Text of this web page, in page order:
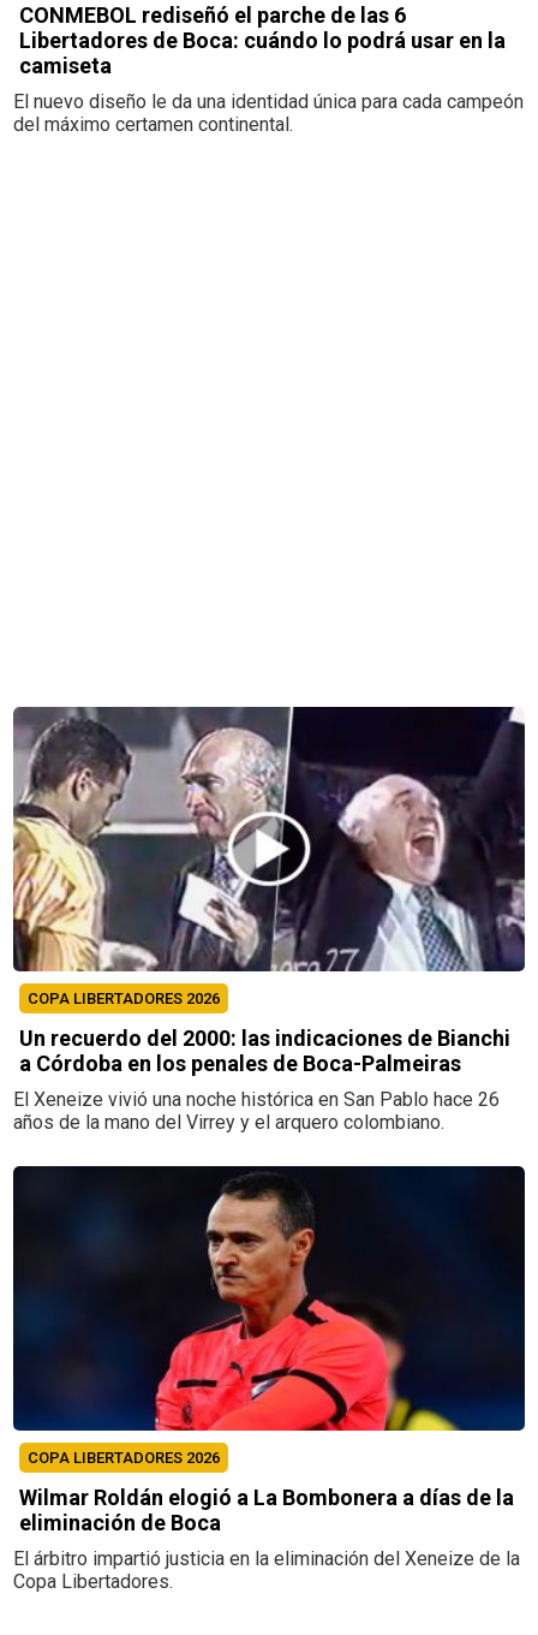
CONMEBOL rediseñó el parche de las 6
Libertadores de Boca: cuándo lo podrá usar en la
camiseta
El nuevo diseño le da una identidad única para cada campeón
del máximo certamen continental.
COPA LIBERTADORES 2026
Un recuerdo del 2000: las indicaciones de Bianchi
a Córdoba en los penales de Boca-Palmeiras
El Xeneize vivió una noche histórica en San Pablo hace 26
años de la mano del Virrey y el arquero colombiano.
COPA LIBERTADORES 2026
Wilmar Roldán elogió a La Bombonera a días de la
eliminación de Boca
El árbitro impartió justicia en la eliminación del Xeneize de la
Copa Libertadores.